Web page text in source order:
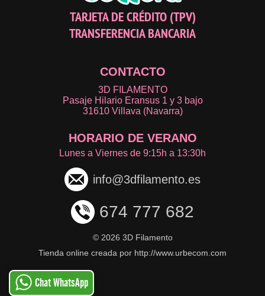
TARJETA DE CRÉDITO (TPV)
TRANSFERENCIA BANCARIA
CONTACTO
3D FILAMENTO
Pasaje Hilario Eransus 1 y 3 bajo
31610 Villava (Navarra)
HORARIO DE VERANO
Lunes a Viernes de 9:15h a 13:30h
info@3dfilamento.es
674 777 682
©2026 3D Filamento
Tienda online creada por http://www.urbecom.com
Chat WhatsApp